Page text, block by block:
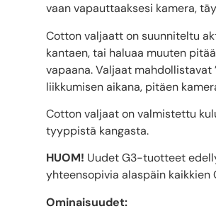
vaan vapauttaaksesi kamera,
Cotton valjaatt on suunniteltu
kantaen, tai haluaa muuten
vapaana. Valjaat
liikkumisen aikana, pitäen
Cotton valjaat on valmistettu
tyyppistä kangasta.
HUOM! Uudet G3-tuotteet
yhteensopivia alaspäin
Ominaisuudet: